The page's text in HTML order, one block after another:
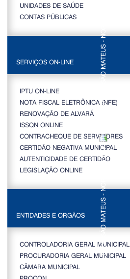
UNIDADES DE SAÚDE
CONTAS PÚBLICAS
SERVIÇOS ON-LINE
IPTU ON-LINE
NOTA FISCAL ELETRÔNICA (NFE)
RENOVAÇÃO DE ALVARÁ
ISSQN ONLINE
CONTRACHEQUE DE SERVIDORES
CERTIDÃO NEGATIVA MUNICIPAL
AUTENTICIDADE DE CERTIDÃO
LEGISLAÇÃO ONLINE
ENTIDADES E ORGÃOS
CONTROLADORIA GERAL MUNICIPAL
PROCURADORIA GERAL MUNICIPAL
CÂMARA MUNICIPAL